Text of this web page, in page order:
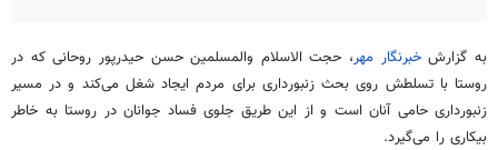
به گزارشخبرنگار مهر، حجت الاسلام والمسلمین حسن حیدرپور روحانی که در
روستا با تسلطش روی بحث زنبورداری برای مردم ایجاد شغل می‌کند و در مسیر
زنبورداری حامی آنان است و از این طریق جلوی فساد جوانان در روستا به خاطر
بیکاری را می‌گیرد.